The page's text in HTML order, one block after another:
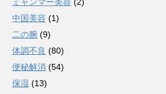
ミャンマー美容 (2)
中国美容 (1)
二の腕 (9)
体調不良 (80)
便秘解消 (54)
保湿 (13)